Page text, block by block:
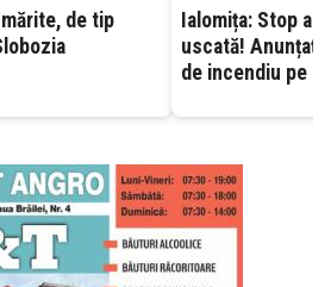
de tip
Ialomița: Stop
uscată! Anunțați
de incendiu pe